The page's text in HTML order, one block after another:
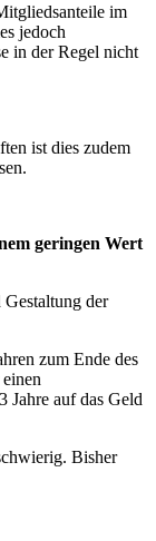
im
jedoch
in der Regel nicht
ist dies zudem
geringen Wert
der
zum Ende des
Jahre auf das Geld
Bisher